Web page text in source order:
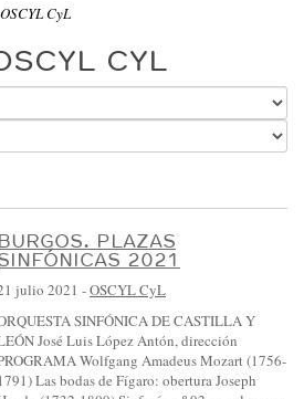
CyL
CYL
BURGOS. PLAZAS
2021
julio 2021 -OSCYL CyL
SINFÓNICA DE CASTILLA Y
José Luis López Antón, dirección
Wolfgang Amadeus Mozart (1756-
1791) Las bodas de Fígaro: obertura Joseph